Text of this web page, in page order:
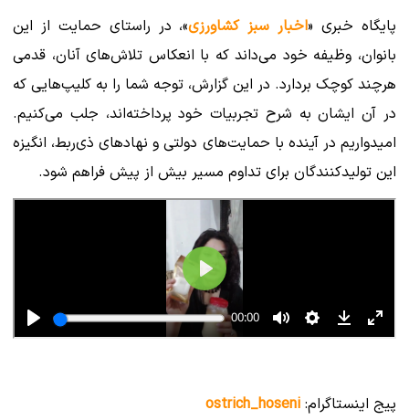
پایگاه خبری «اخبار سبز کشاورزی»، در راستای حمایت از این
بانوان، وظیفه خود می‌داند که با انعکاس تلاش‌های آنان، قدمی
هرچند کوچک بردارد. در این گزارش، توجه شما را به کلیپ‌هایی که
در آن ایشان به شرح تجربیات خود پرداخته‌اند، جلب می‌کنیم.
امیدواریم در آینده با حمایت‌های دولتی و نهادهای ذی‌ربط، انگیزه
این تولیدکنندگان برای تداوم مسیر بیش از پیش فراهم شود.
پیج اینستاگرام: ostrich_hoseni